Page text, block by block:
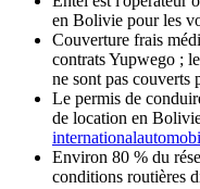
en Bolivie pour les
Couverture frais
contrats Yupwego ;
ne sont pas couverts
Le permis de
de location en
Environ 80 % du
conditions routières